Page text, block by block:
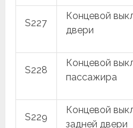
S227
Концевой
двери
S228
Концевой
пассажира
S229
Концевой
задней двери